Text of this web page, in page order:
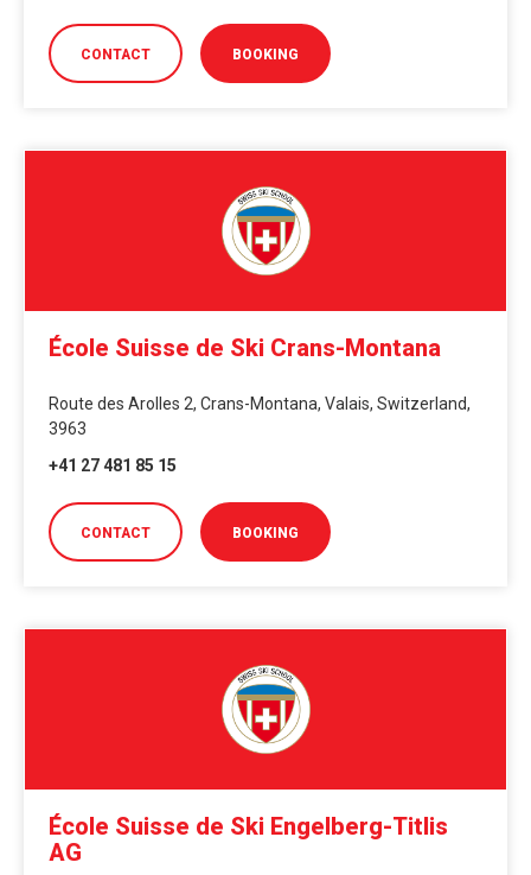
CONTACT BOOKING
École Suisse de Ski Crans-Montana
Route des Arolles 2, Crans-Montana, Valais, Switzerland,
3963
+41 27 481 85 15
CONTACT BOOKING
École Suisse de Ski Engelberg-Titlis
AG